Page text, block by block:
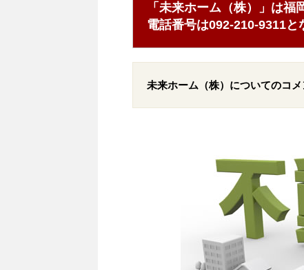
「未来ホーム（株）」は福
電話番号は092-210-9311と
未来ホーム（株）についてのコ